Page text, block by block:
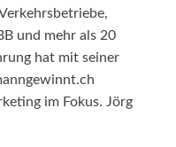
und mehr als 20
hat mit seiner
im Fokus. Jörg